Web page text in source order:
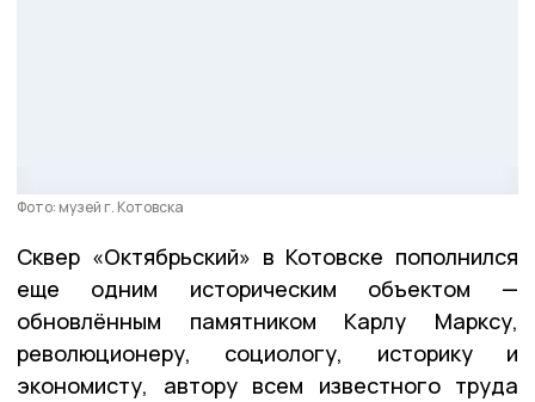
Фото: музей г. Котовска
Сквер «Октябрьский» в Котовске пополнился
еще одним историческим объектом —
обновлённым памятником Карлу Марксу,
революционеру, социологу, историку и
экономисту, автору всем известного труда